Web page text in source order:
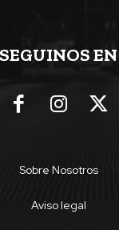
SEGUINOS EN
Sobre Nosotros
Aviso legal